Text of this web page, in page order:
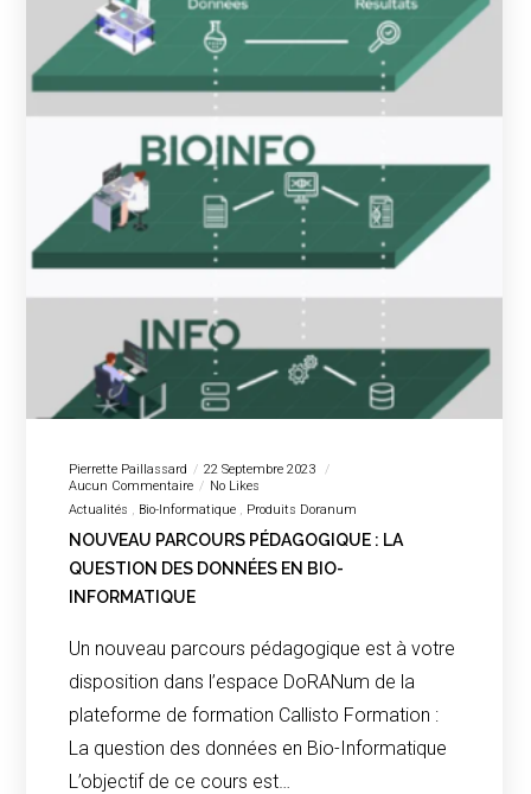
Pierrette Paillassard
22 Septembre 2023
Aucun Commentaire
No Likes
Actualités
Bio-Informatique Produits Doranum
NOUVEAU PARCOURS PÉDAGOGIQUE : LA
QUESTION DES DONNÉES EN BIO-
INFORMATIQUE
Un nouveau parcours pédagogique est à votre
disposition dans l’espace DoRANum de la
plateforme de formation Callisto Formation :
La question des données en Bio-Informatique
L’objectif de ce cours est…